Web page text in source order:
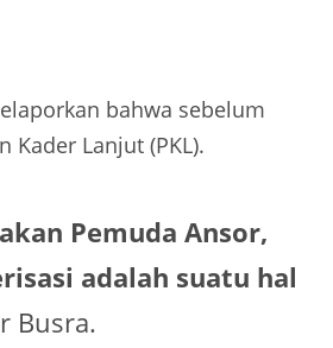
bahwa sebelum
Kader Lanjut (PKL).
Pemuda Ansor,
adalah suatu hal
Busra.